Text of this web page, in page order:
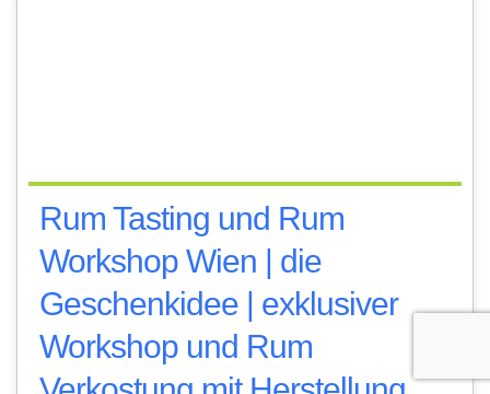
Rum Tasting und Rum
Workshop Wien | die
Geschenkidee | exklusiver
Workshop und Rum